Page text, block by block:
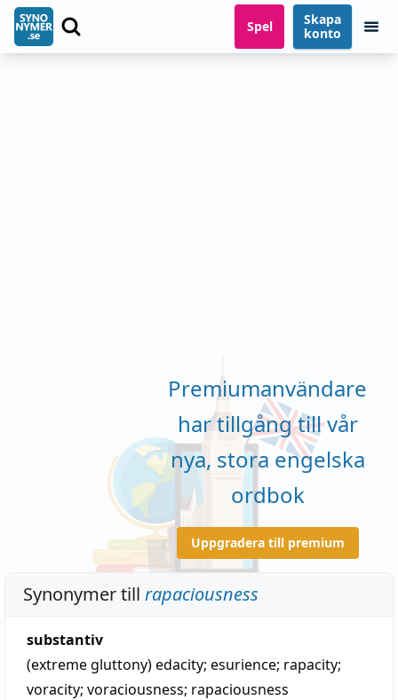
Spel
Skapa
konto
Premiumanvändare
har tillgång till vår
nya, stora engelska
ordbok
Uppgradera till premium
Synonymer till rapaciousness
substantiv
(extreme gluttony)edacity; esurience; rapacity;
voracity; voraciousness; rapaciousness